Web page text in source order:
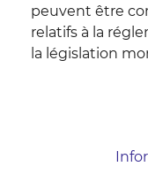
peuvent être
relatifs à la
la législation